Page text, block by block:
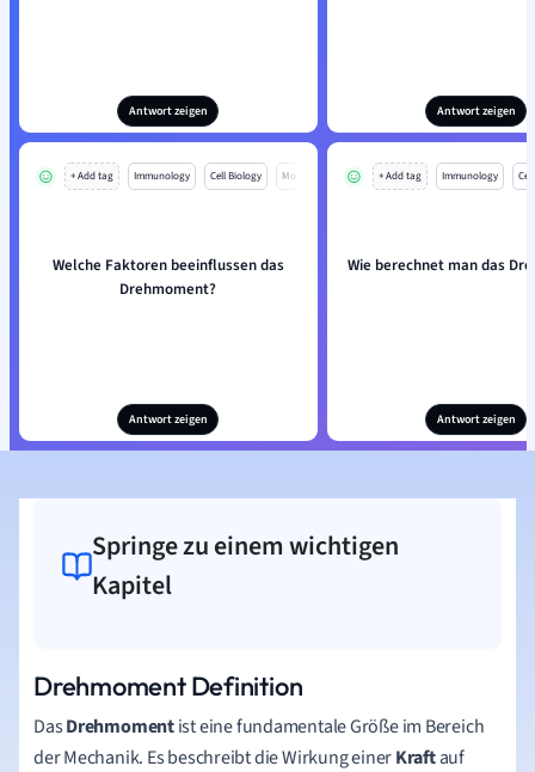
Antwort zeigen Antwort zeigen
+ Add tag Immunology Cell Biology Mo
Welche Faktoren beeinflussen das
Drehmoment?
Antwort zeigen
+ Add tag Immunology
Wie berechnet man das
Antwort zeigen
Springe zu einem wichtigen
Kapitel
Drehmoment Definition
DasDrehmomentist eine fundamentale Größe im Bereich
der Mechanik. Es beschreibt die Wirkung einerKraftauf